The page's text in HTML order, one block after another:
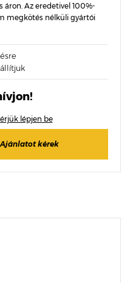
áron. Az eredetivel 100%-
megkötés nélküli gyártói
lépjen be
kérek